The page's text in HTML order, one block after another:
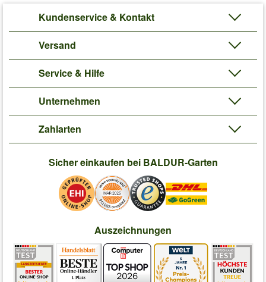
Kundenservice & Kontakt
Versand
Service & Hilfe
Unternehmen
Zahlarten
Sicher einkaufen bei BALDUR-Garten
Auszeichnungen